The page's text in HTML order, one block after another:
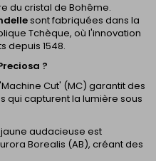
du cristal de Bohême.
sont fabriquées dans la
Tchèque, où l'innovation
depuis 1548.
?
Cut' (MC) garantit des
qui capturent la lumière sous
audacieuse est
Borealis (AB), créant des